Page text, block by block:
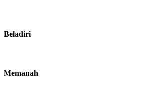
Beladiri
Memanah